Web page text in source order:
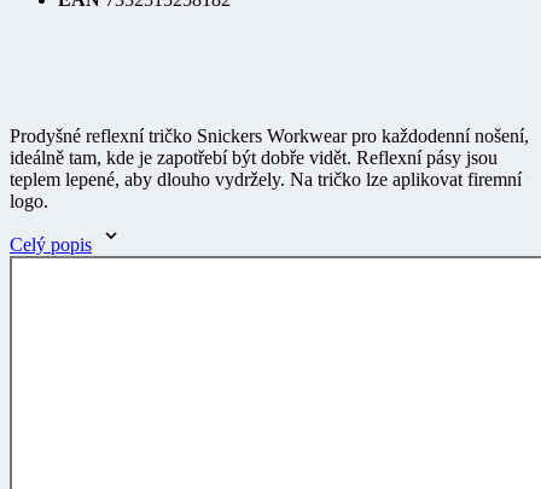
ideálně tam, kde je zapotřebí být dobře vidět. Reflexní pásy jsou
teplem lepené, aby dlouho vydržely. Na tričko lze aplikovat firemní
logo.
Celý popis